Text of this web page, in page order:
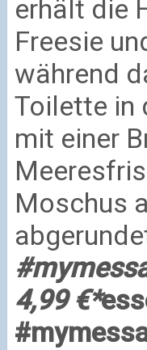
erhält die
Freesie
während
Toilette in
mit einer
Moschus
4,99 €*